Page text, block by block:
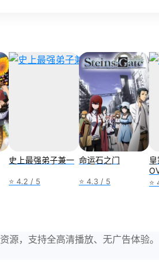
史上最强弟子兼一
⭐ 4.2 / 5
命运石之门
⭐ 4.3 / 5 ⭐
源，支持全高清播放、无广告体